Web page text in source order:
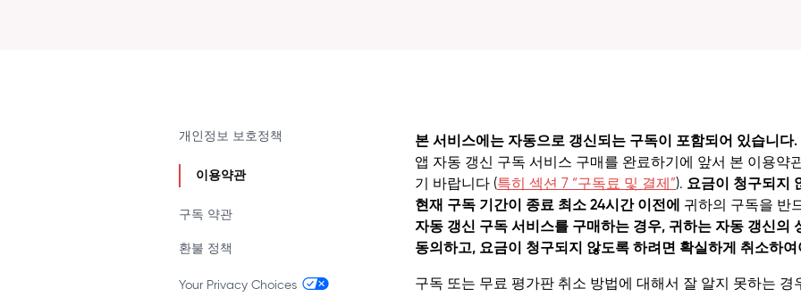
개인정보 보호정책
이용약관
구독 약관
환불 정책
Your Privacy Choices
본 서비스에는 자동으로 갱신되는 구독이 포함되어 있습니다.
앱 자동 갱신 구독 서비스 구매를 완료하기에 앞서 본 이용약
기 바랍니다 (특히 섹션 7 “구독료 및 결제 ”). 요금이 청구되지
현재 구독 기간이 종료 최소 24시간 이전에 귀하의 구독을 반
자동 갱신 구독 서비스를 구매하는 경우, 귀하는 자동 갱신의
동의하고, 요금이 청구되지 않도록 하려면 확실하게 취소하
구독 또는 무료 평가판 취소 방법에 대해서 잘 알지 못하는 경